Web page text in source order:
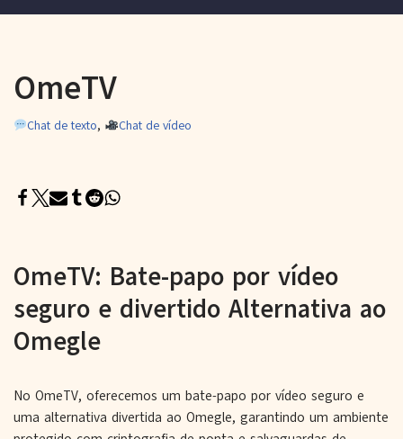
OmeTV
Chat de texto, Chat de vídeo
OmeTV: Bate-papo por vídeo
seguro e divertido Alternativa ao
Omegle
No OmeTV, oferecemos um bate-papo por vídeo seguro e
uma alternativa divertida ao Omegle, garantindo um ambiente